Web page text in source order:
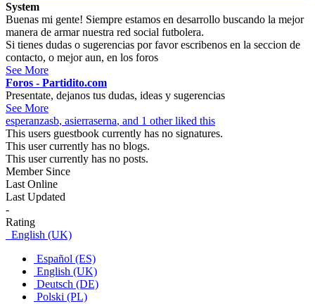
System
Buenas mi gente! Siempre estamos en desarrollo buscando la mejor
manera de armar nuestra red social futbolera.
Si tienes dudas o sugerencias por favor escribenos en la seccion de
contacto, o mejor aun, en los foros
See More
Foros - Partidito.com
Presentate, dejanos tus dudas, ideas y sugerencias
See More
esperanzasb, asierraserna, and 1 other liked this
This users guestbook currently has no signatures.
This user currently has no blogs.
This user currently has no posts.
Member Since
Last Online
Last Updated
-
Rating
English (UK)
Español (ES)
English (UK)
Deutsch (DE)
Polski (PL)